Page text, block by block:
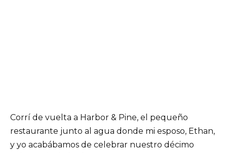
Corrí de vuelta a Harbor & Pine, el pequeño
restaurante junto al agua donde mi esposo, Ethan,
y yo acabábamos de celebrar nuestro décimo